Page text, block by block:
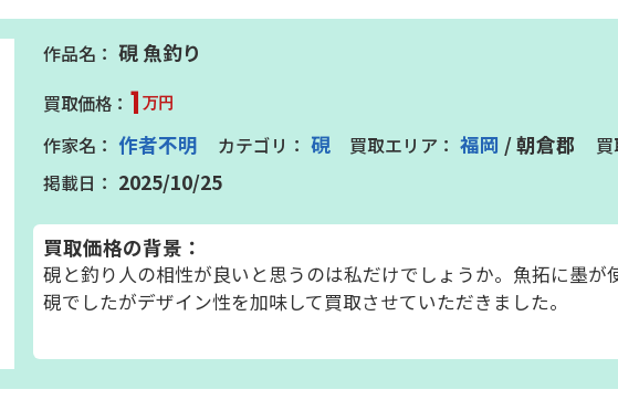
硯 魚釣り
1 万円
作者不明 硯 福岡 / 朝倉郡
2025/10/25
買取価格の背景：
硯と釣り人の相性が良いと思うのは私だけでしょうか。魚拓に墨が
硯でしたがデザイン性を加味して買取させていただきました。